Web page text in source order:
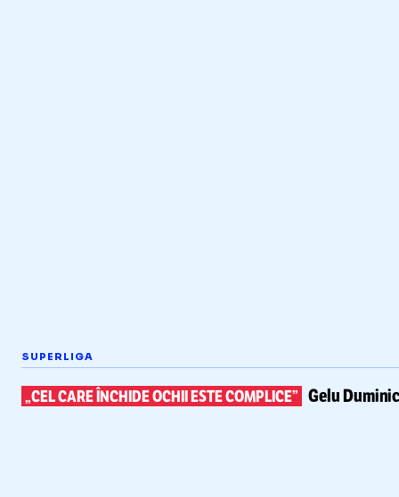
SUPERLIGA
„CEL CARE ÎNCHIDE OCHII ESTE COMPLICE” Gelu